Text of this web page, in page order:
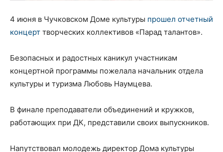
4 июня в Чучковском Доме культуры прошел отчетный
концерт творческих коллективов «Парад талантов».
Безопасных и радостных каникул участникам
концертной программы пожелала начальник отдела
культуры и туризма Любовь Наумцева.
В финале преподаватели объединений и кружков,
работающих при ДК, представили своих выпускников.
Напутствовал молодежь директор Дома культуры